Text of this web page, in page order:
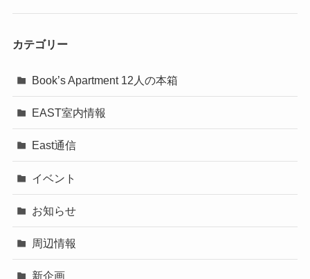
カテゴリー
Book’s Apartment 12人の本箱
EAST室内情報
East通信
イベント
お知らせ
周辺情報
新企画